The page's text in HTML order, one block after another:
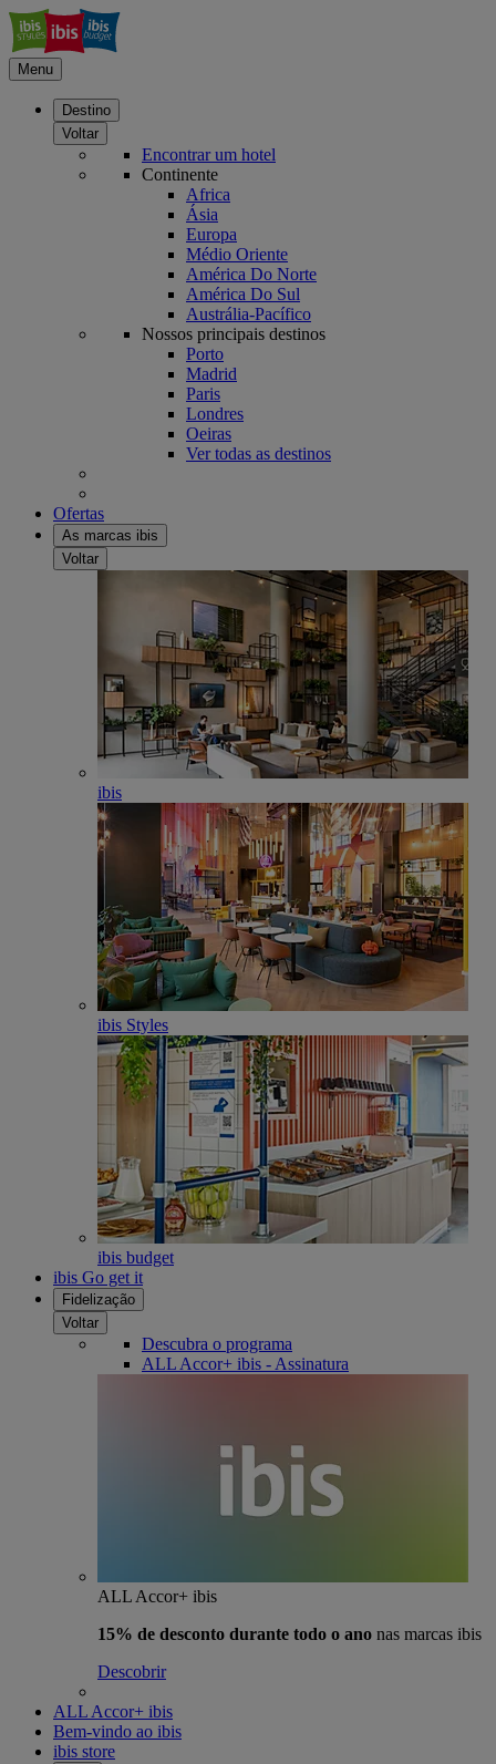
Menu
Destino
Voltar
Encontrar um hotel
Continente
Africa
Ásia
Europa
Médio Oriente
América Do Norte
América Do Sul
Austrália-Pacífico
Nossos principais destinos
Porto
Madrid
Paris
Londres
Oeiras
Ver todas as destinos
Ofertas
As marcas ibis
Voltar
ibis
ibis Styles
ibis budget
ibis Go get it
Fidelização
Voltar
Descubra o programa
ALL Accor+ ibis - Assinatura
ALL Accor+ ibis
15% de desconto durante todo o ano nas marcas ibis
Descobrir
ALL Accor+ ibis
Bem-vindo ao ibis
ibis store